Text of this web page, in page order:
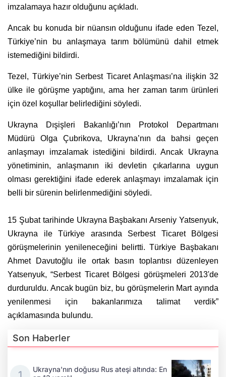
imzalamaya hazır olduğunu açıkladı.
Ancak bu konuda bir nüansın olduğunu ifade eden Tezel,
Türkiye’nin bu anlaşmaya tarım bölümünü dahil etmek
istemediğini bildirdi.
Tezel, Türkiye’nin Serbest Ticaret Anlaşması’na ilişkin 32
ülke ile görüşme yaptığını, ama her zaman tarım ürünleri
için özel koşullar belirlediğini söyledi.
Ukrayna Dışişleri Bakanlığı’nın Protokol Departmanı
Müdürü Olga Çubrikova, Ukrayna’nın da bahsi geçen
anlaşmayı imzalamak istediğini bildirdi. Ancak Ukrayna
yönetiminin, anlaşmanın iki devletin çıkarlarına uygun
olması gerektiğini ifade ederek anlaşmayı imzalamak için
belli bir sürenin belirlenmediğini söyledi.
15 Şubat tarihinde Ukrayna Başbakanı Arseniy Yatsenyuk,
Ukrayna ile Türkiye arasında Serbest Ticaret Bölgesi
görüşmelerinin yenileneceğini belirtti. Türkiye Başbakanı
Ahmet Davutoğlu ile ortak basın toplantısı düzenleyen
Yatsenyuk, “Serbest Ticaret Bölgesi görüşmeleri 2013'de
durduruldu. Ancak bugün biz, bu görüşmelerin Mart ayında
yenilenmesi için bakanlarımıza talimat verdik”
açıklamasında bulundu.
Son Haberler
Ukrayna'nın doğusu Rus ateşi altında: En